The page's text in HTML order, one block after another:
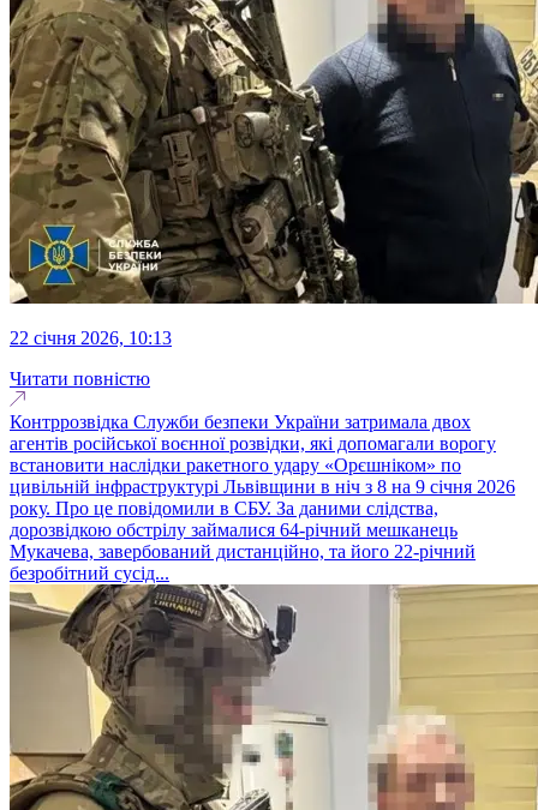
22 січня 2026, 10:13
Читати повністю
Контррозвідка Служби безпеки України затримала двох
агентів російської воєнної розвідки, які допомагали ворогу
встановити наслідки ракетного удару «Орєшніком» по
цивільній інфраструктурі Львівщини в ніч з 8 на 9 січня 2026
року. Про це повідомили в СБУ. За даними слідства,
дорозвідкою обстрілу займалися 64-річний мешканець
Мукачева, завербований дистанційно, та його 22-річний
безробітний сусід...